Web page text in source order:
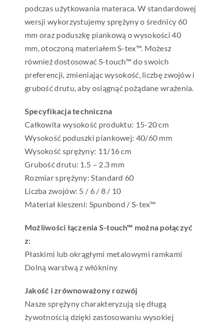
podczas użytkowania materaca. W standardowej
wersji wykorzystujemy sprężyny o średnicy 60
mm oraz poduszkę piankową o wysokości 40
mm, otoczoną materiałem S-tex™. Możesz
również dostosować S-touch™ do swoich
preferencji, zmieniając wysokość, liczbę zwojów i
grubość drutu, aby osiągnąć pożądane wrażenia.
Specyfikacja techniczna
Całkowita wysokość produktu: 15-20 cm
Wysokość poduszki piankowej: 40/60 mm
Wysokość sprężyny: 11/16 cm
Grubość drutu: 1.5 – 2.3 mm
Rozmiar sprężyny: Standard 60
Liczba zwojów: 5 / 6 / 8 / 10
Materiał kieszeni: Spunbond / S-tex™
Możliwości łączenia S-touch™ można połączyć
z:
Płaskimi lub okrągłymi metalowymi ramkami
Dolną warstwą z włókniny
Jakość i zrównoważony rozwój
Nasze sprężyny charakteryzują się długą
żywotnością dzięki zastosowaniu wysokiej